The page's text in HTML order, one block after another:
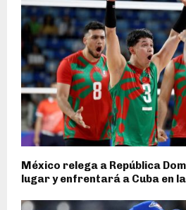
México relega a República
lugar y enfrentará a Cuba en